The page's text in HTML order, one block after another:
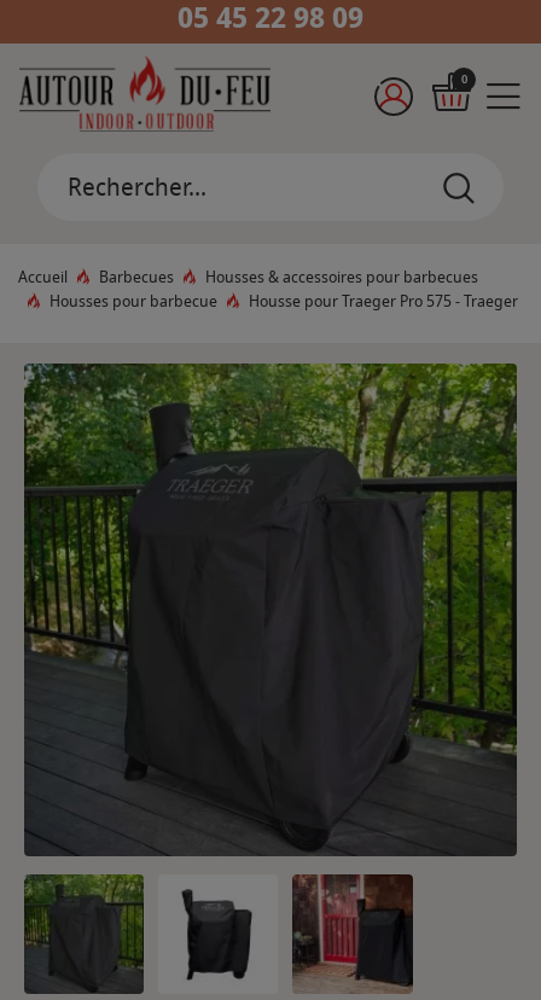
05 45 22 98 09
0
Accueil Barbecues
Housses & accessoires pour barbecues
Housses pour barbecue
Housse pour Traeger Pro 575 - Traeger